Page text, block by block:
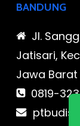
BANDUNG
Jl.
Jatisari,
Jawa Barat
0819-